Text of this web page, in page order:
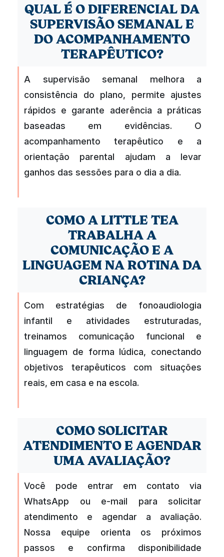
QUAL É O DIFERENCIAL DA
SUPERVISÃO SEMANAL E
DO ACOMPANHAMENTO
TERAPÊUTICO?
A supervisão semanal melhora a
consistência do plano, permite ajustes
rápidos e garante aderência a práticas
baseadas em evidências. O
acompanhamento terapêutico e a
orientação parental ajudam a levar
ganhos das sessões para o dia a dia.
COMO A LITTLE TEA
TRABALHA A
COMUNICAÇÃO E A
LINGUAGEM NA ROTINA DA
CRIANÇA?
Com estratégias de fonoaudiologia
infantil e atividades estruturadas,
treinamos comunicação funcional e
linguagem de forma lúdica, conectando
objetivos terapêuticos com situações
reais, em casa e na escola.
COMO SOLICITAR
ATENDIMENTO E AGENDAR
UMA AVALIAÇÃO?
Você pode entrar em contato via
WhatsApp ou e-mail para solicitar
atendimento e agendar a avaliação.
Nossa equipe orienta os próximos
passos e confirma disponibilidade